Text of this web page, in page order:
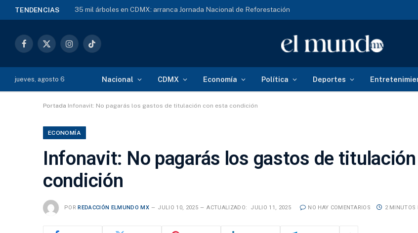
TENDENCIAS 35 mil árboles en CDMX: arranca Jornada Nacional de Reforestación
Facebook
X
InstagramTikTok
jueves, agosto 6 Nacional CDMX Economía Política Deportes
Portada Infonavit: No pagarás los gastos de titulación con esta condición
ECONOMÍA
Infonavit: No pagarás los gastos de
condición
POR REDACCIÓN ELMUNDO MX JULIO 10, 2025 ACTUALIZADO: JULIO 11, 2025 NO HAY COMENTARIOS 2 MINUTOS